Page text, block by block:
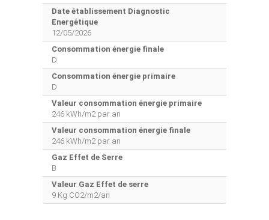
Date établissement Diagnostic
Energétique
12/05/2026
Consommation énergie finale
D
Consommation énergie primaire
D
Valeur consommation énergie primaire
246 kWh/m2 par an
Valeur consommation énergie finale
246 kWh/m2 par an
Gaz Effet de Serre
B
Valeur Gaz Effet de serre
9 Kg CO2/m2/an